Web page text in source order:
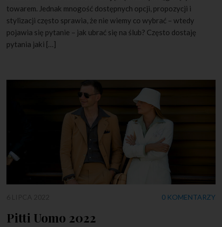
towarem. Jednak mnogość dostępnych opcji, propozycji i
stylizacji często sprawia, że nie wiemy co wybrać – wtedy
pojawia się pytanie – jak ubrać się na ślub? Często dostaję
pytania jaki […]
0 KOMENTARZY
Pitti Uomo 2022